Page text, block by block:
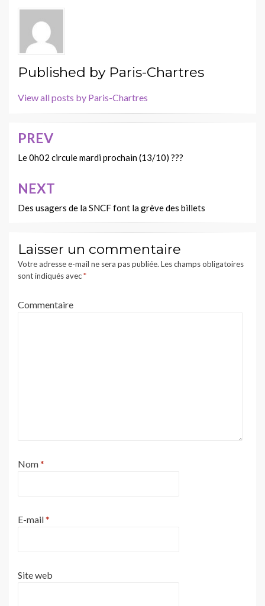
Published by Paris-Chartres
View all posts by Paris-Chartres
Navigation
de
l’article
PREV
Le 0h02 circule mardi prochain (13/10) ???
NEXT
Des usagers de la SNCF font la grève des billets
Laisser un commentaire
Votre adresse e-mail ne sera pas publiée. Les champs obligatoires
sont indiqués avec*
Commentaire
Nom*
E-mail*
Site web